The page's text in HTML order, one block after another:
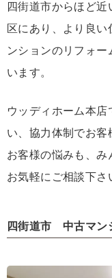
四街道市からほど
区にあり、より良
ンションのリフォ
います。
ウッディホーム本
い、協力体制でお客
お客様の悩みも、み
お気軽にご相談下さ
四街道市 中古マン